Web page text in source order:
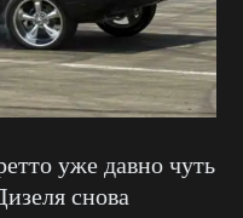
уже давно чуть
снова